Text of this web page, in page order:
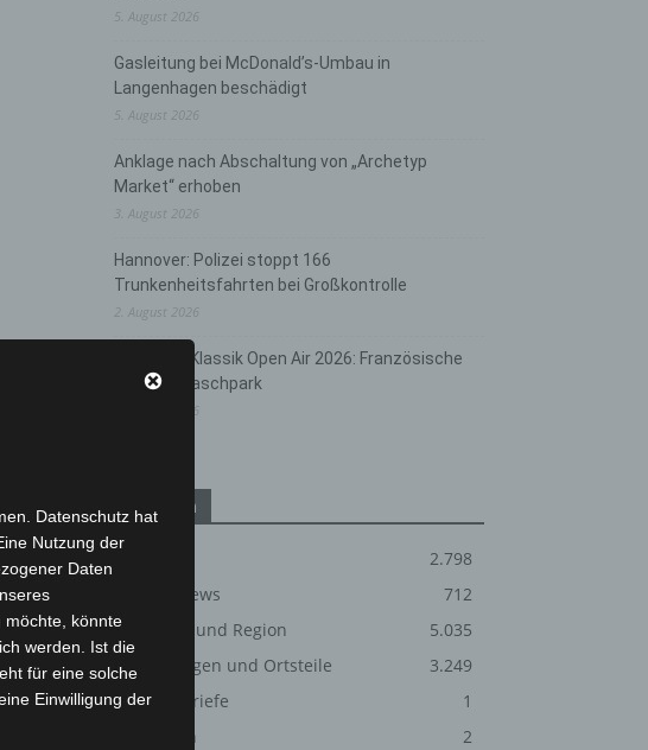
5. August 2026
Gasleitung bei McDonald’s-Umbau in
Langenhagen beschädigt
5. August 2026
Anklage nach Abschaltung von „Archetyp
Market“ erhoben
3. August 2026
Hannover: Polizei stoppt 166
Trunkenheitsfahrten bei Großkontrolle
2. August 2026
Hannover Klassik Open Air 2026: Französische
Oper im Maschpark
Kategorien
2.798
Corona-News
712
Hannover und Region
5.035
Langenhagen und Ortsteile
3.249
Leserbriefe
1
Menschen
2
Datenschutz hat
Nutzung der
Daten
möchte, könnte
werden. Ist die
für eine solche
Einwilligung der